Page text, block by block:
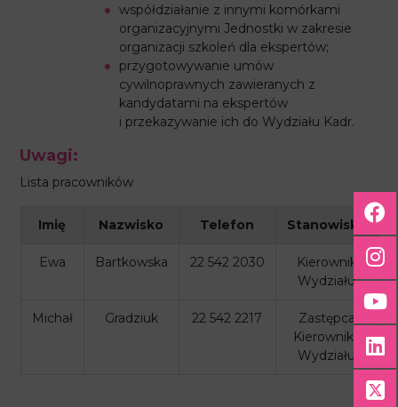
współdziałanie z innymi komórkami
organizacyjnymi Jednostki w zakresie
organizacji szkoleń dla ekspertów;
przygotowywanie umów
cywilnoprawnych zawieranych z
kandydatami na ekspertów
i przekazywanie ich do Wydziału Kadr.
Uwagi:
Lista pracowników
Imię Nazwisko Telefon Stanowisko
Ewa Bartkowska 22 542 2030
Kierownik
Wydziału
Michał Gradziuk 22 542 2217
Zastępca
Kierownika
Wydziału